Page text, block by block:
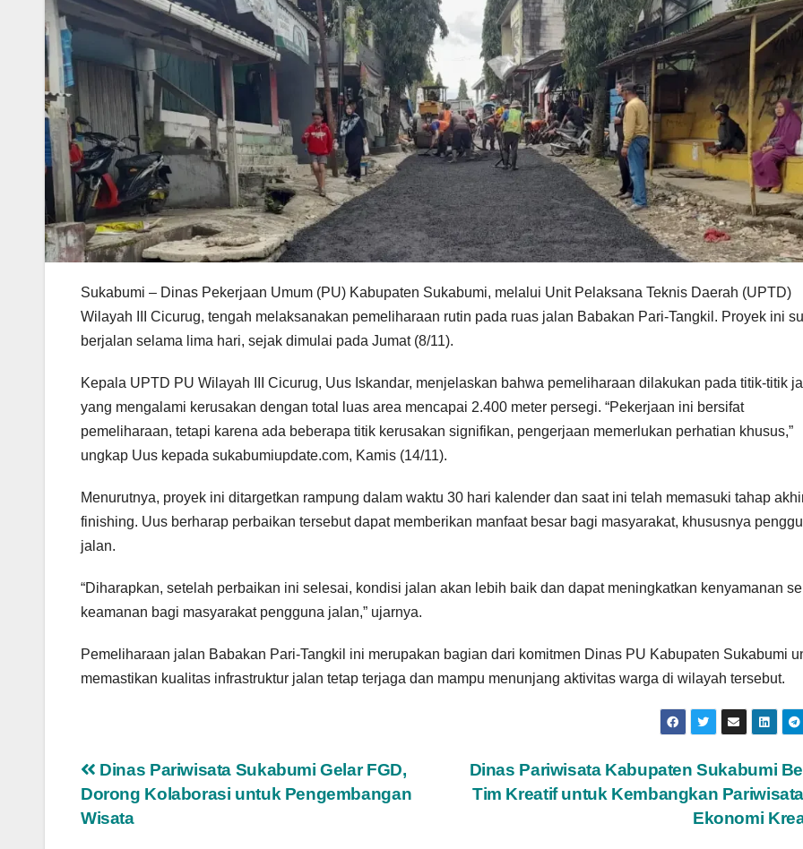
Sukabumi – Dinas Pekerjaan Umum (PU) Kabupaten Sukabumi, melalui Unit Pelaksana Teknis Daerah (UPTD)
Wilayah III Cicurug, tengah melaksanakan pemeliharaan rutin pada ruas jalan Babakan Pari-Tangkil. Proyek ini
berjalan selama lima hari, sejak dimulai pada Jumat (8/11).
Kepala UPTD PU Wilayah III Cicurug, Uus Iskandar, menjelaskan bahwa pemeliharaan dilakukan pada titik-titik
yang mengalami kerusakan dengan total luas area mencapai 2.400 meter persegi. “Pekerjaan ini bersifat
pemeliharaan, tetapi karena ada beberapa titik kerusakan signifikan, pengerjaan memerlukan perhatian khusus,”
ungkap Uus kepada sukabumiupdate.com, Kamis (14/11).
Menurutnya, proyek ini ditargetkan rampung dalam waktu 30 hari kalender dan saat ini telah memasuki tahap
finishing. Uus berharap perbaikan tersebut dapat memberikan manfaat besar bagi masyarakat, khususnya
jalan.
“Diharapkan, setelah perbaikan ini selesai, kondisi jalan akan lebih baik dan dapat meningkatkan kenyamanan
keamanan bagi masyarakat pengguna jalan,” ujarnya.
Pemeliharaan jalan Babakan Pari-Tangkil ini merupakan bagian dari komitmen Dinas PU Kabupaten Sukabumi
memastikan kualitas infrastruktur jalan tetap terjaga dan mampu menunjang aktivitas warga di wilayah tersebut.
Navigasi
pos
Dinas Pariwisata Kabupaten Sukabumi
Tim Kreatif untuk Kembangkan
Ekonomi
Dinas Pariwisata Sukabumi Gelar FGD,
Dorong Kolaborasi untuk Pengembangan
Wisata